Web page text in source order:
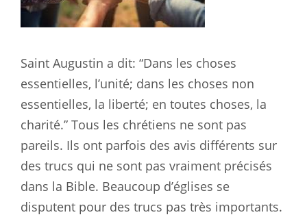
Saint Augustin a dit: “Dans les choses
essentielles, l’unité; dans les choses non
essentielles, la liberté; en toutes choses, la
charité.” Tous les chrétiens ne sont pas
pareils. Ils ont parfois des avis différents sur
des trucs qui ne sont pas vraiment précisés
dans la Bible. Beaucoup d’églises se
disputent pour des trucs pas très importants.